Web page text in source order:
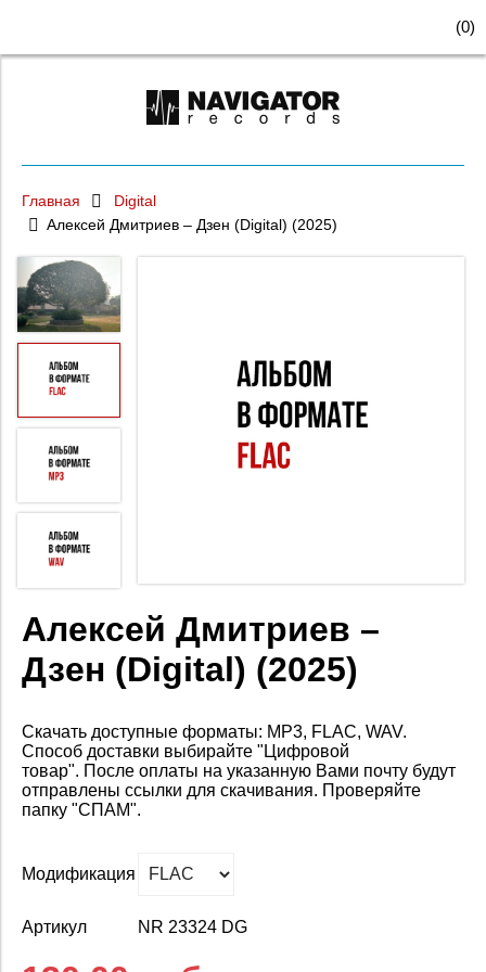
(0)
Главная
Digital
Алексей Дмитриев – Дзен (Digital) (2025)
Алексей Дмитриев –
Дзен (Digital) (2025)
Скачать доступные форматы: MP3, FLAC, WAV.
Способ доставки выбирайте "Цифровой
товар". После оплаты на указанную Вами почту будут
отправлены ссылки для скачивания. Проверяйте
папку "СПАМ".
Модификация
Артикул NR 23324 DG